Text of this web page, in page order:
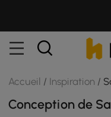
Accueil / Inspiration /